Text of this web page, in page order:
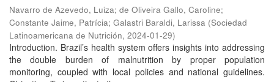
Navarro de Azevedo, Luiza; de Oliveira Gallo, Caroline;
Constante Jaime, Patrícia; Galastri Baraldi, Larissa (Sociedad
Latinoamericana de Nutrición, 2024-01-29)
Introduction. Brazil’s health system offers insights into addressing
the double burden of malnutrition by proper population
monitoring, coupled with local policies and national guidelines.